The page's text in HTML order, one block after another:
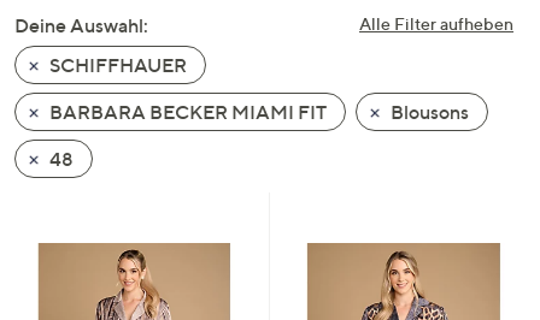
nach
unten
oder
wischen
Sie
auf
nach
Alle Filter aufheben
Deine Auswahl:
SCHIFFHAUER
BARBARA BECKER MIAMI FIT
Blousons
48